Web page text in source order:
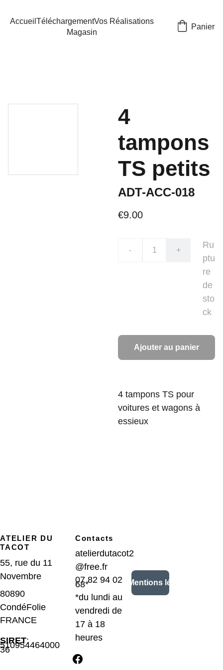
Accueil TéléchargementVos Réalisations
Magasin
Panier
4
tampons
TS petits
ADT-ACC-018
€9.00
- +
Ru
ptu
re
de
sto
ck
Ajouter au panier
4 tampons TS pour
voitures et wagons à
essieux
ATELIER DU
TACOT
55, rue du 11
Novembre
80890
CondéFolie
FRANCE
SIRET:
510954464000
36
Contacts
atelierdutacot2
@free.fr
07 82 94 02
68*
*du lundi au
vendredi de
17 à 18
heures
CGV/Mentions légales